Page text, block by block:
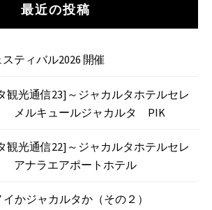
最近の投稿
ティバル2026 開催
観光通信23]～ジャカルタホテルセレ
メルキュールジャカルタ PIK
観光通信22]～ジャカルタホテルセレ
アナラエアポートホテル
かジャカルタか（その２）